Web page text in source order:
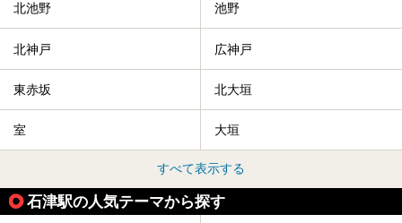
北池野 池野
北神戸 広神戸
東赤坂 北大垣
室 大垣
すべて表示する
石津駅の人気テーマから探す